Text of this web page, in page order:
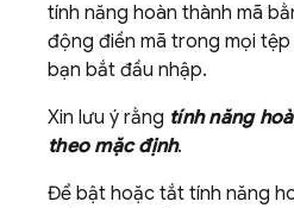
tính năng hoàn thành mã
động điền mã trong mọi
bạn bắt đầu nhập.
Xin lưu ý rằng tính năng
theo mặc định.
Để bật hoặc tắt tính năng